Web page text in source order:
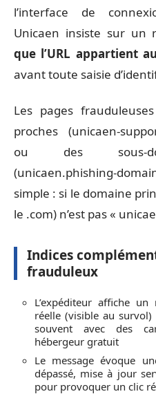
l’interface de
Unicaen insiste sur un
que l’URL appartient
avant toute saisie
Les pages
proches (unicaen-
ou des sous-
(unicaen.phishing-
simple : si le domaine
le .com) n’est pas «
Indices
frauduleux
L’expéditeur affiche
réelle (visible au
souvent avec des
hébergeur gratuit
Le message évoque
dépassé, mise à jour
pour provoquer un clic